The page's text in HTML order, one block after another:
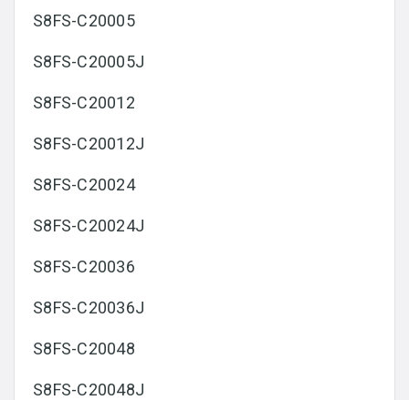
S8FS-C20005
S8FS-C20005J
S8FS-C20012
S8FS-C20012J
S8FS-C20024
S8FS-C20024J
S8FS-C20036
S8FS-C20036J
S8FS-C20048
S8FS-C20048J